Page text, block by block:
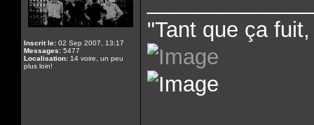
Inscrit le: 02 Sep 2007, 13:17
Messages: 5477
Localisation: 14 voire, un peu
plus loin!
"Tant que ça